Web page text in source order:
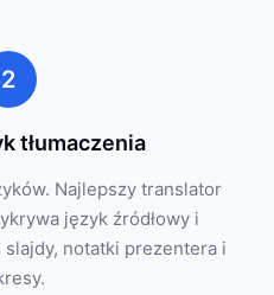
2
tłumaczenia
Najlepszy translator
język źródłowy i
slajdy, notatki prezentera i